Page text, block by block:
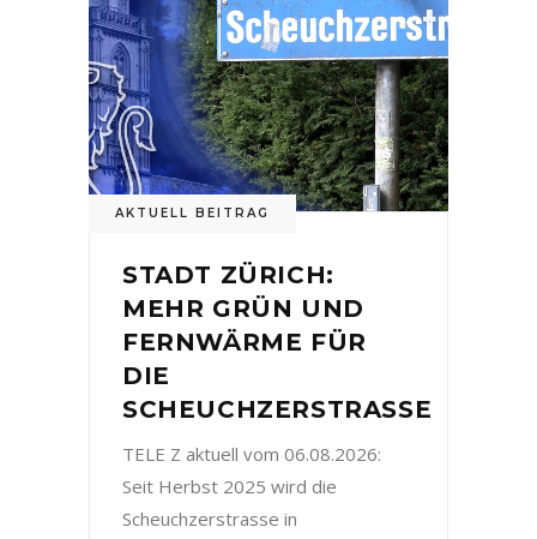
AKTUELL BEITRAG
STADT ZÜRICH:
MEHR GRÜN UND
FERNWÄRME FÜR
DIE
SCHEUCHZERSTRASSE
TELE Z aktuell vom 06.08.2026:
Seit Herbst 2025 wird die
Scheuchzerstrasse in